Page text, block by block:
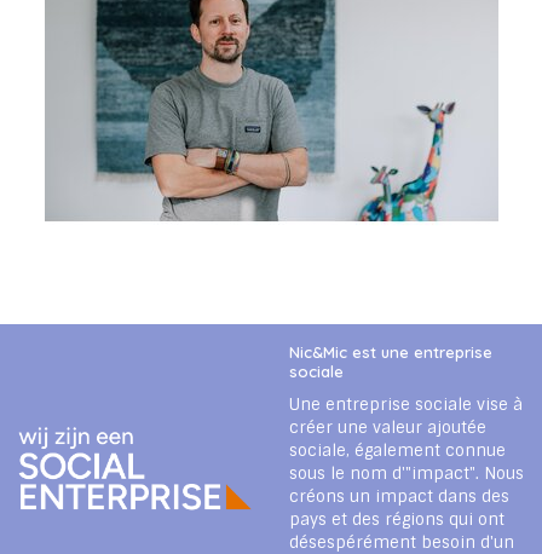
Nic&Mic est une entreprise
sociale
Une entreprise sociale vise à
créer une valeur ajoutée
sociale, également connue
sous le nom d'"impact". Nous
créons un impact dans des
pays et des régions qui ont
désespérément besoin d'un